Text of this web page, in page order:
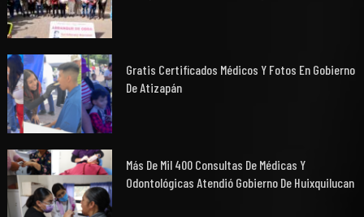
Gratis Certificados Médicos Y Fotos En Gobierno
De Atizapán
Más De Mil 400 Consultas De Médicas Y
Odontológicas Atendió Gobierno De Huixquilucan